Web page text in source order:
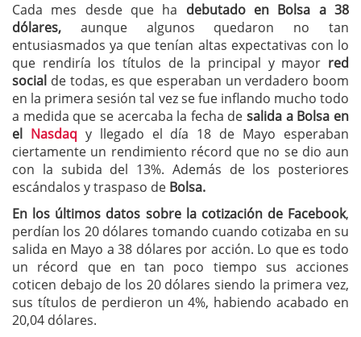
Cada mes desde que ha debutado en Bolsa a 38
dólares, aunque algunos quedaron no tan
entusiasmados ya que tenían altas expectativas con lo
que rendiría los títulos de la principal y mayor red
social de todas, es que esperaban un verdadero boom
en la primera sesión tal vez se fue inflando mucho todo
a medida que se acercaba la fecha de salida a Bolsa en
el Nasdaq y llegado el día 18 de Mayo esperaban
ciertamente un rendimiento récord que no se dio aun
con la subida del 13%. Además de los posteriores
escándalos y traspaso de Bolsa.
En los últimos datos sobre la cotización de Facebook,
perdían los 20 dólares tomando cuando cotizaba en su
salida en Mayo a 38 dólares por acción. Lo que es todo
un récord que en tan poco tiempo sus acciones
coticen debajo de los 20 dólares siendo la primera vez,
sus títulos de perdieron un 4%, habiendo acabado en
20,04 dólares.